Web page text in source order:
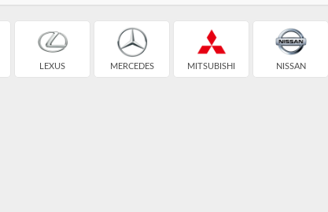
LEXUS MERCEDES MITSUBISHI NISSAN